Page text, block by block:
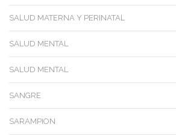
SALUD MATERNA Y PERINATAL
SALUD MENTAL
SALUD MENTAL
SANGRE
SARAMPION